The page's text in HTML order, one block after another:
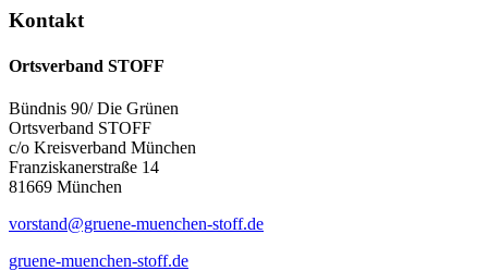
Kontakt
Ortsverband STOFF
Bündnis 90/ Die Grünen
Ortsverband STOFF
c/o Kreisverband München
Franziskanerstraße 14
81669 München
vorstand@gruene-muenchen-stoff.de
gruene-muenchen-stoff.de